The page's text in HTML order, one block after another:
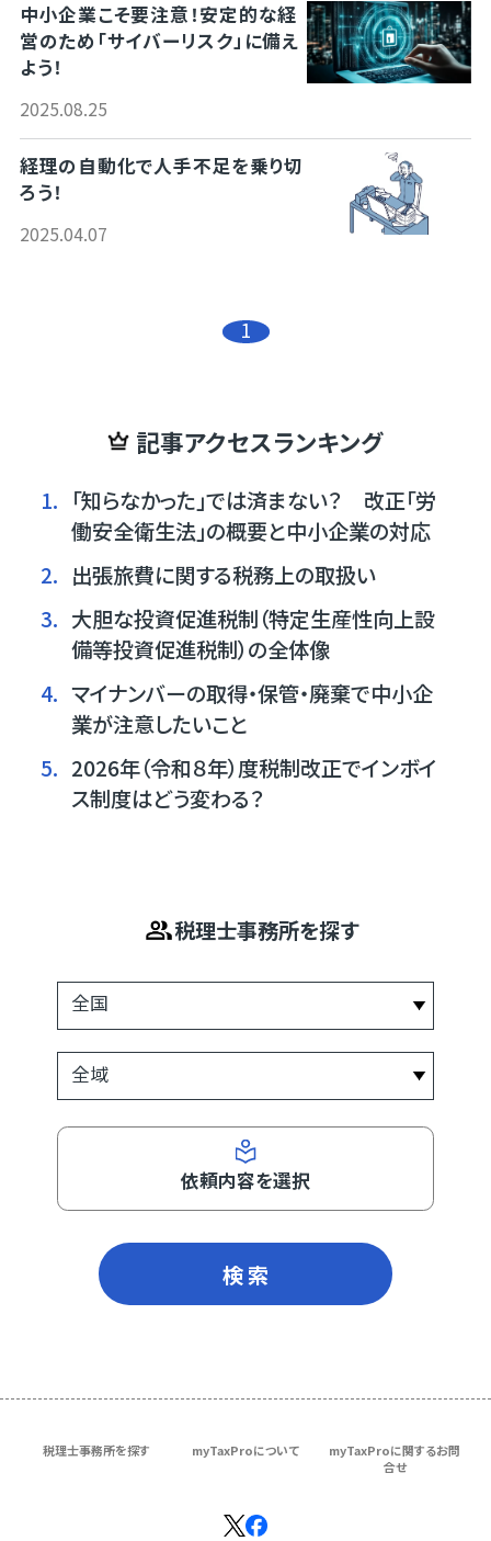
中小企業こそ要注意！安定的な経
営のため「サイバーリスク」に備え
よう！
2025.08.25
経理の自動化で人手不足を乗り切
ろう！
2025.04.07
1
記事アクセスランキング
1. 「知らなかった」では済まない？ 改正「労
働安全衛生法」の概要と中小企業の対応
2. 出張旅費に関する税務上の取扱い
3. 大胆な投資促進税制（特定生産性向上設
備等投資促進税制）の全体像
4. マイナンバーの取得・保管・廃棄で中小企
業が注意したいこと
5. 2026年（令和８年）度税制改正でインボイ
ス制度はどう変わる？
税理士事務所を探す
依頼内容を選択
検 索
税理士事務所を探す myTaxProについて
myTaxProに関するお問
合せ